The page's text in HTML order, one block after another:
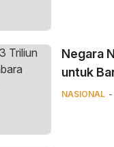
Negara
untuk
NASIONAL